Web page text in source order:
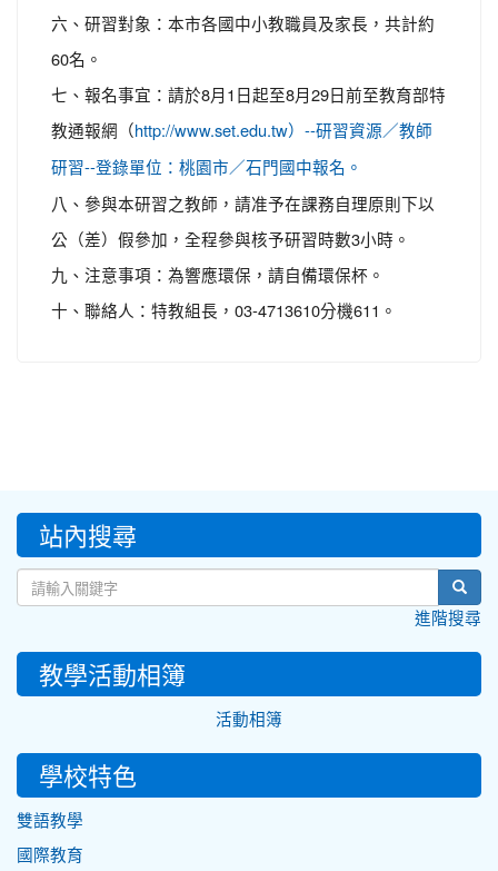
六、研習對象：本市各國中小教職員及家長，共計約
60名。
七、報名事宜：請於8月1日起至8月29日前至教育部特
教通報網（ http://www.set.edu.tw）--研習資源／教師
研習--登錄單位：桃園市／石門國中報名。
八、參與本研習之教師，請准予在課務自理原則下以
公（差）假參加，全程參與核予研習時數3小時。
九、注意事項：為響應環保，請自備環保杯。
十、聯絡人：特教組長，03-4713610分機611。
::: 站內搜尋
進階搜尋
教學活動相簿
活動相簿
學校特色
雙語教學
國際教育